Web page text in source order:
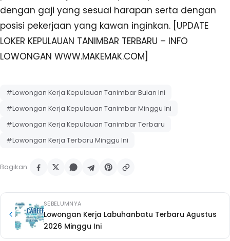
dengan gaji yang sesuai harapan serta dengan
posisi pekerjaan yang kawan inginkan. [UPDATE
LOKER KEPULAUAN TANIMBAR TERBARU – INFO
LOWONGAN WWW.MAKEMAK.COM]
#Lowongan Kerja Kepulauan Tanimbar Bulan Ini
#Lowongan Kerja Kepulauan Tanimbar Minggu Ini
#Lowongan Kerja Kepulauan Tanimbar Terbaru
#Lowongan Kerja Terbaru Minggu Ini
Bagikan:
SEBELUMNYA
Lowongan Kerja Labuhanbatu Terbaru Agustus
2026 Minggu Ini